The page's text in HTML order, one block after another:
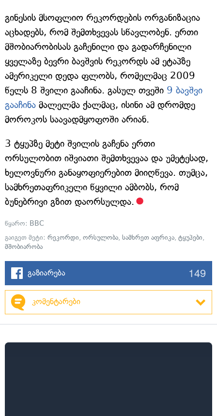
გინესის მსოფლიო რეკორდების ორგანიზაცია
აცხადებს, რომ შემთხვევას სწავლობენ. ერთი
მშობიარობისას გაჩენილი და გადარჩენილი
ყველაზე ბევრი ბავშვის რეკორდს ამ ეტაპზე
ამერიკელი დედა ფლობს, რომელმაც 2009
წელს 8 შვილი გააჩინა. გასულ თვეში 9 ბავშვი
გააჩინა მალელმა ქალმაც, ისინი ამ დრომდე
მოროკოს საავადმყოფოში არიან.
3 ტყუპზე მეტი შვილის გაჩენა ერთი
ორსულობით იშვიათი შემთხვევაა და უმეტესად,
ხელოვნური განაყოფიერებით მიიღწევა. თუმცა,
სამხრეთაფრიკელი წყვილი ამბობს, რომ
ბუნებრივი გზით დაორსულდა.
წყარო: BBC
გაიგეთ მეტი: რეკორდი, ორსულობა, სამხრეთ აფრიკა, ტყუპები,
მშობიარობა
გაზიარება 149
კომენტარები